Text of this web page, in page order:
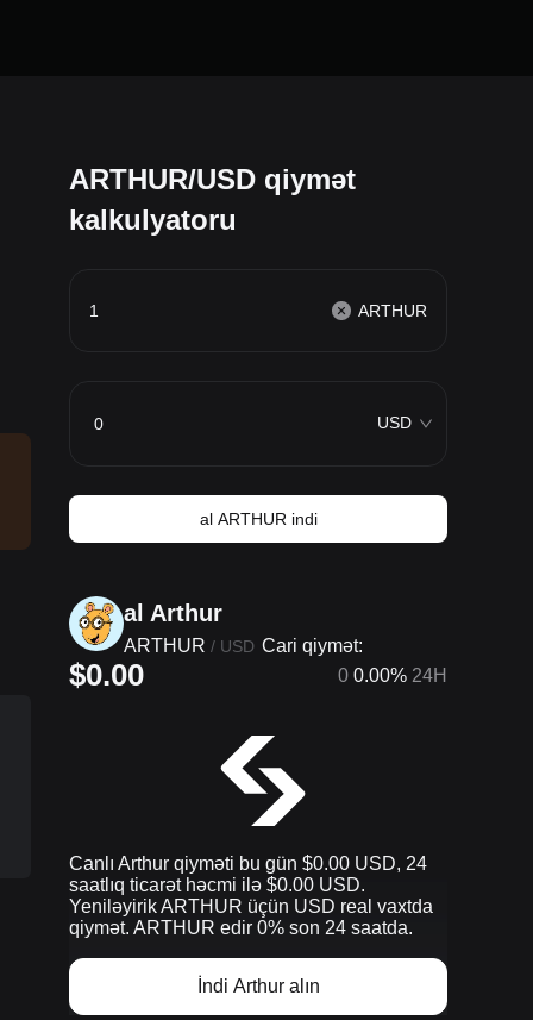
ARTHUR/USD qiymət
kalkulyatoru
ARTHUR
USD
al ARTHUR indi
al Arthur
ARTHUR / USD Cari qiymət:
$0.00 0 0.00% 24H
Canlı Arthur qiyməti bu gün $0.00 USD, 24
saatlıq ticarət həcmi ilə $0.00 USD.
Yeniləyirik ARTHUR üçün USD real vaxtda
qiymət. ARTHUR edir 0% son 24 saatda.
İndi Arthur alın